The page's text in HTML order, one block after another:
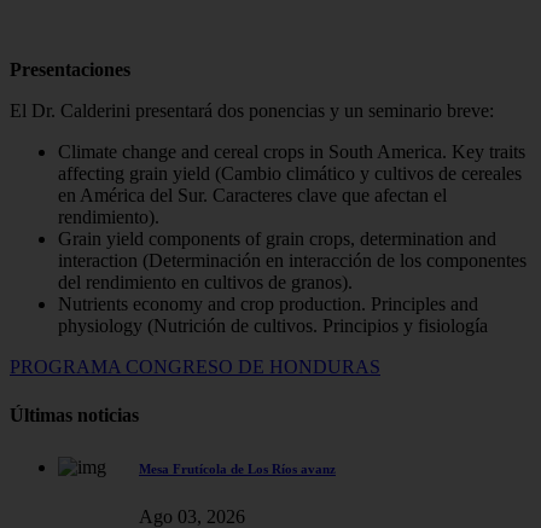
Presentaciones
El Dr. Calderini presentará dos ponencias y un seminario breve:
Climate change and cereal crops in South America. Key traits
affecting grain yield (Cambio climático y cultivos de cereales
en América del Sur. Caracteres clave que afectan el
rendimiento).
Grain yield components of grain crops, determination and
interaction (Determinación en interacción de los componentes
del rendimiento en cultivos de granos).
Nutrients economy and crop production. Principles and
physiology (Nutrición de cultivos. Principios y fisiología
PROGRAMA CONGRESO DE HONDURAS
Últimas noticias
Mesa Frutícola de Los Ríos avanz
Ago 03, 2026